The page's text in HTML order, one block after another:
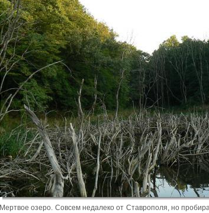
Мертвое озеро. Совсем недалеко от Ставрополя, но